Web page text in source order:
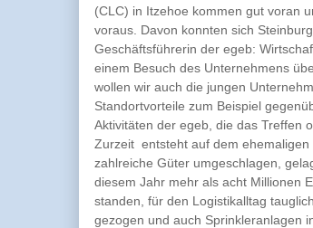
(CLC) in Itzehoe kommen gut voran
voraus. Davon konnten sich
Geschäftsführerin der egeb:
einem Besuch des Unternehmens
wollen wir auch die jungen
Standortvorteile zum Beispiel
Aktivitäten der egeb, die das Treffen
Zurzeit entsteht auf dem
zahlreiche Güter umgeschlagen,
diesem Jahr mehr als acht Millionen
standen, für den Logistikalltag
gezogen und auch Sprinkleranlagen